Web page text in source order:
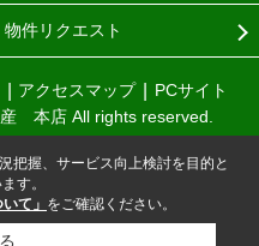
物件リクエスト
アクセスマップ
PCサイト
本店 All rights reserved.
把握、サービス向上検討を目的と
す。
て」 をご確認ください。